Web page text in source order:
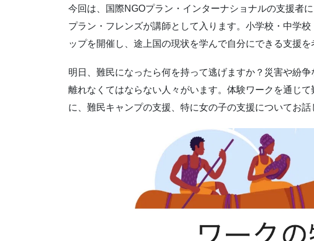
今回は、国際NGOプラン・インターナショナルの支援者
プラン・フレンズが講師として入ります。小学校・中学
ップを開催し、途上国の現状を学んで自分にできる支援を
明日、難民になったら何を持って逃げますか？災害や紛
離れなくてはならない人々がいます。体験ワークを通じ
に、難民キャンプの支援、特に女の子の支援についてお話